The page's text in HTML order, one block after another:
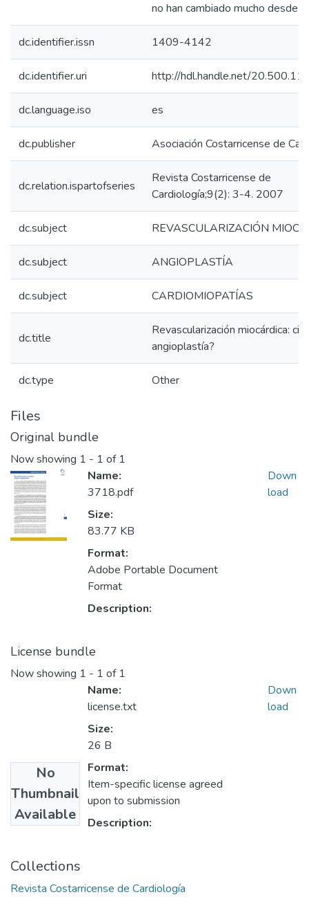
no han cambiado mucho desde
dc.identifier.issn 1409-4142
dc.identifier.uri http://hdl.handle.net/
dc.language.iso es
dc.publisher Asociación Costarricense de
dc.relation.ispartofseries
Revista Costarricense de
Cardiología;9(2): 3-4. 2007
dc.subject REVASCULARIZACIÓN
dc.subject ANGIOPLASTÍA
dc.subject CARDIOMIOPATÍAS
dc.title
Revascularización miocárdica:
angioplastía?
dc.type Other
Files
Original bundle
Now showing 1 - 1 of 1
Name:
3718.pdf
Size:
83.77 KB
Format:
Adobe Portable Document
Format
Description:
Down
load
License bundle
Now showing 1 - 1 of 1
No
Thumbnail
Available
Name:
license.txt
Size:
26 B
Format:
Item-specific license agreed
upon to submission
Description:
Down
load
Collections
Revista Costarricense de Cardiología